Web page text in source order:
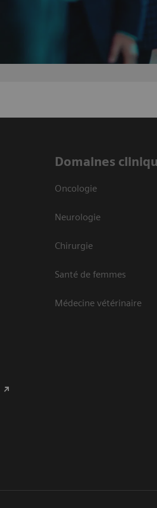
Domaines
Oncologie
Neurologie
Chirurgie
Santé de femmes
Médecine vétérinaire